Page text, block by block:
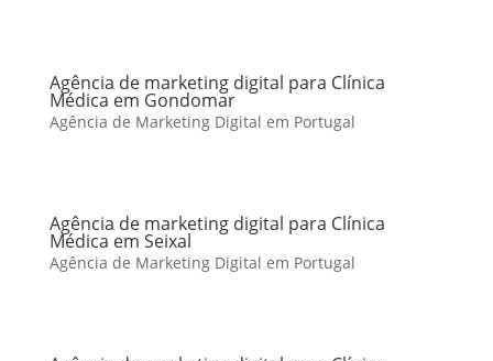
Agência de marketing digital para Clínica
Médica em Gondomar
Agência de Marketing Digital em Portugal
Agência de marketing digital para Clínica
Médica em Seixal
Agência de Marketing Digital em Portugal